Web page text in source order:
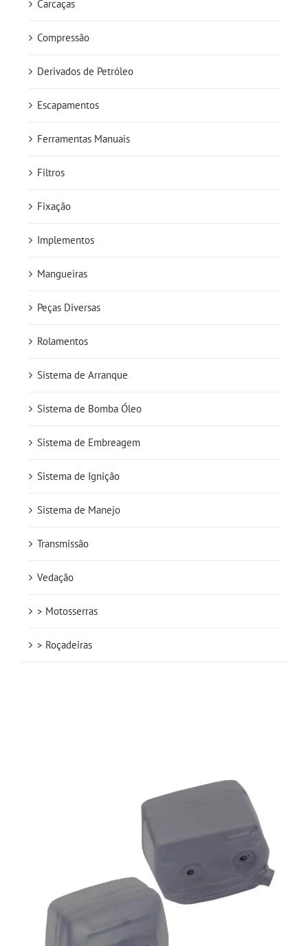
Carcaças
Compressão
Derivados de Petróleo
Escapamentos
Ferramentas Manuais
Filtros
Fixação
Implementos
Mangueiras
Peças Diversas
Rolamentos
Sistema de Arranque
Sistema de Bomba Óleo
Sistema de Embreagem
Sistema de Ignição
Sistema de Manejo
Transmissão
Vedação
> Motosserras
> Roçadeiras